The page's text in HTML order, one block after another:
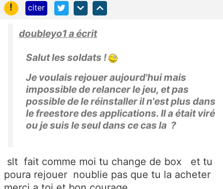
!
citer
doubleyo1 a écrit
Salut les soldats !
Je voulais rejouer aujourd'hui mais
impossible de relancer le jeu, et pas
possible de le réinstaller il n'est plus dans
le freestore des applications. Il a était viré
ou je suis le seul dans ce cas la ?
slt fait comme moi tu change de box et tu
poura rejouer noublie pas que tu la acheter